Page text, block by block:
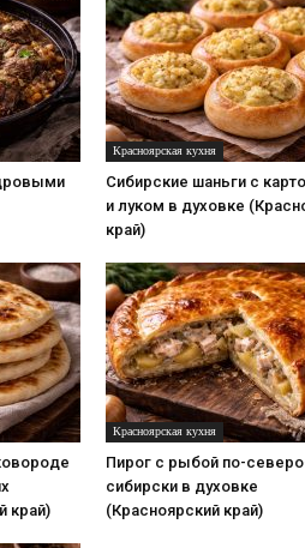
Красноярская кухня
Сибирские шаньги с
и луком в духовке
край)
край)
Красноярская кухня
Пирог с рыбой по-
сибирски в духовке
(Красноярский край)